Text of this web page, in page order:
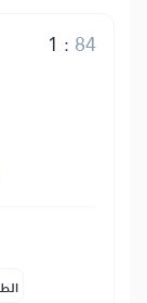
1 : 84